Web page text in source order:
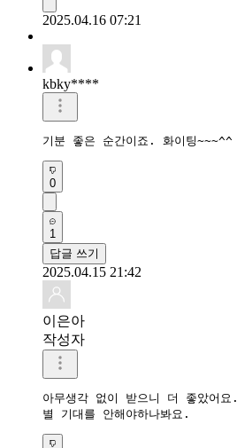
2025.04.16 07:21
kbky****
기분 좋은 순간이죠. 화이팅~~~^^
0
1
답글 쓰기
2025.04.15 21:42
이은아
작성자
아무생각 없이 받으니 더 좋았어요.
별 기대를 안해야하나봐요.